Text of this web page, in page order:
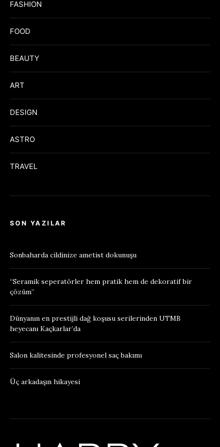
FASHION
FOOD
BEAUTY
ART
DESIGN
ASTRO
TRAVEL
SON YAZILAR
Sonbaharda cildinize ametist dokunuşu
“Seramik seperatörler hem pratik hem de dekoratif bir
çözüm”
Dünyanın en prestijli dağ koşusu serilerinden UTMB
heyecanı Kaçkarlar’da
Salon kalitesinde profesyonel saç bakımı
Üç arkadaşın hikayesi